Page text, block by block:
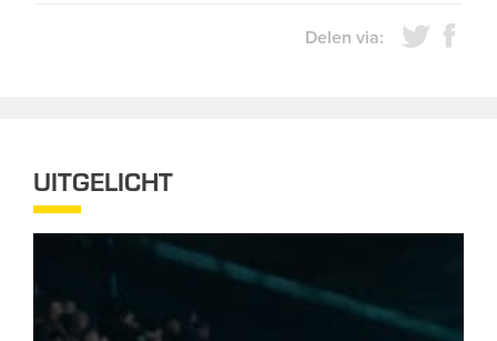
Delen via:
UITGELICHT